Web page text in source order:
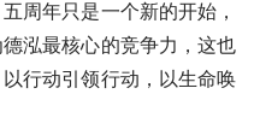
行动引领行动，以生命唤
询管理#